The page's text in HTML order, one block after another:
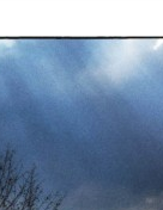
mehrere
Varianten
auf.
Die
Optionen